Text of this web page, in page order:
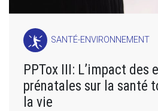
SANTÉ-ENVIRONNEMENT
PPTox III: L’impact des
prénatales sur la santé
la vie